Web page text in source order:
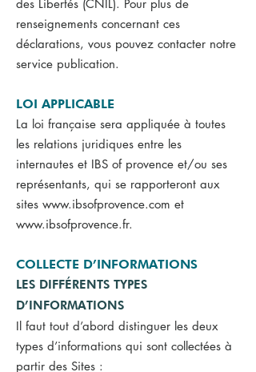
des Libertés (CNIL). Pour plus de
renseignements concernant ces
déclarations, vous pouvez contacter notre
service publication.
LOI APPLICABLE
La loi française sera appliquée à toutes
les relations juridiques entre les
internautes et IBS of provence et/ou ses
représentants, qui se rapporteront aux
sites www.ibsofprovence.com et
www.ibsofprovence.fr.
COLLECTE D’INFORMATIONS
LES DIFFÉRENTS TYPES
D’INFORMATIONS
Il faut tout d’abord distinguer les deux
types d’informations qui sont collectées à
partir des Sites :